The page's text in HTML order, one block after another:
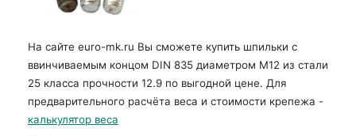
На сайте euro-mk.ru Вы сможете купить шпильки с
ввинчиваемым концом DIN 835 диаметром М12 из стали
25 класса прочности 12.9 по выгодной цене. Для
предварительного расчёта веса и стоимости крепежа -
калькулятор веса